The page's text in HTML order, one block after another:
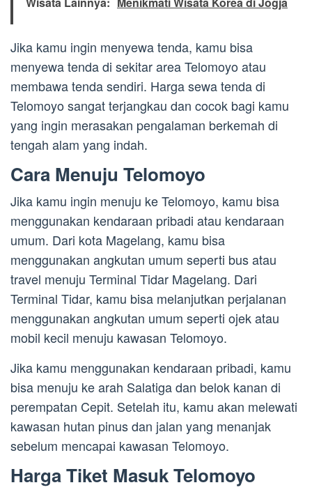
Jika kamu ingin menyewa tenda, kamu bisa
menyewa tenda di sekitar area Telomoyo atau
membawa tenda sendiri. Harga sewa tenda di
Telomoyo sangat terjangkau dan cocok bagi kamu
yang ingin merasakan pengalaman berkemah di
tengah alam yang indah.
Cara Menuju Telomoyo
Jika kamu ingin menuju ke Telomoyo, kamu bisa
menggunakan kendaraan pribadi atau kendaraan
umum. Dari kota Magelang, kamu bisa
menggunakan angkutan umum seperti bus atau
travel menuju Terminal Tidar Magelang. Dari
Terminal Tidar, kamu bisa melanjutkan perjalanan
menggunakan angkutan umum seperti ojek atau
mobil kecil menuju kawasan Telomoyo.
Jika kamu menggunakan kendaraan pribadi, kamu
bisa menuju ke arah Salatiga dan belok kanan di
perempatan Cepit. Setelah itu, kamu akan melewati
kawasan hutan pinus dan jalan yang menanjak
sebelum mencapai kawasan Telomoyo.
Harga Tiket Masuk Telomoyo